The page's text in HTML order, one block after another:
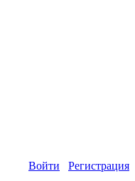
Войти Регистрация